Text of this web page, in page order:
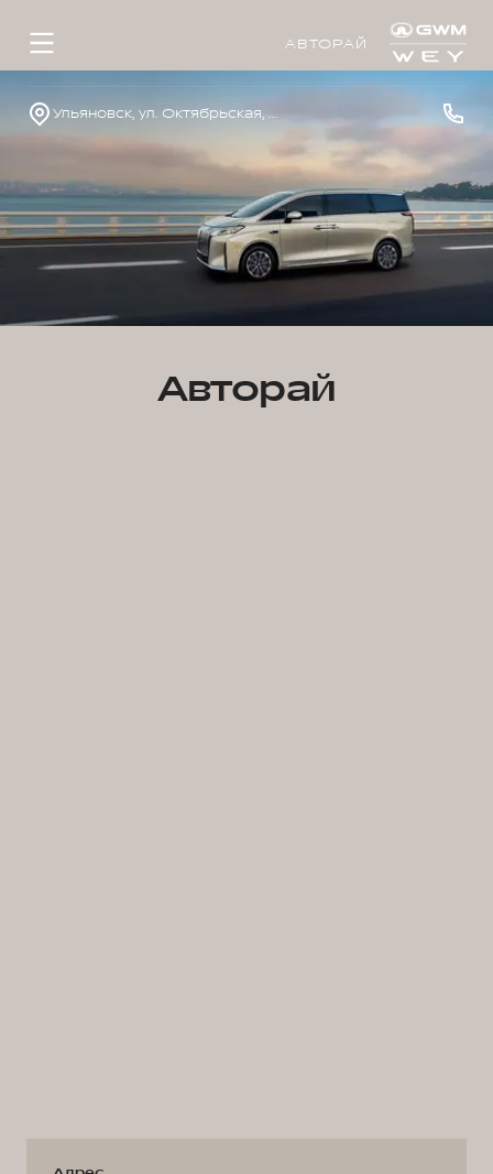
АВТОРАЙ
Ульяновск, ул. Октябрьская, д. 22л
Авторай